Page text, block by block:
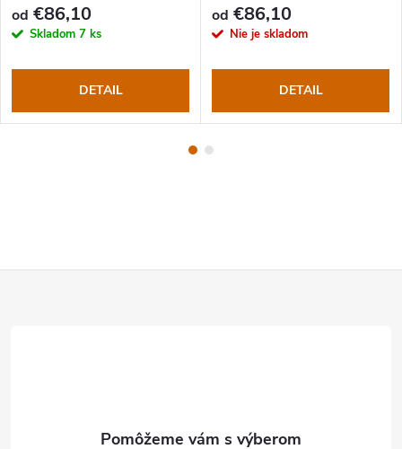
od €86,10
Skladom 7 ks
DETAIL
od €86,10
Nie je skladom
DETAIL